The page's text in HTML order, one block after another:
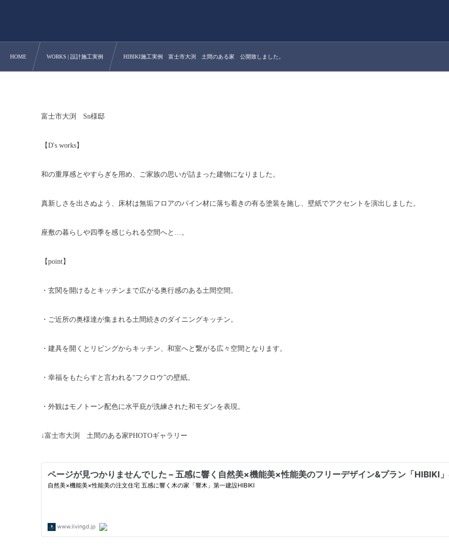
HOME WORKS | 設計施工実例 HIBIKI施工実例 富士市大渕 土間のある家 公開致しました。
富士市大渕 Sn様邸
【D's works】
和の重厚感とやすらぎを用め、ご家族の思いが詰まった建物になりました。
真新しさを出さぬよう、床材は無垢フロアのパイン材に落ち着きの有る塗装を施し、壁紙でアクセントを演出しました。
座敷の暮らしや四季を感じられる空間へと…。
【point】
・玄関を開けるとキッチンまで広がる奥行感のある土間空間。
・ご近所の奥様達が集まれる土間続きのダイニングキッチン。
・建具を開くとリビングからキッチン、和室へと繋がる広々空間となります。
・幸福をもたらすと言われる“フクロウ”の壁紙。
・外観はモノトーン配色に水平庇が洗練された和モダンを表現。
↓富士市大渕 土間のある家PHOTOギャラリー